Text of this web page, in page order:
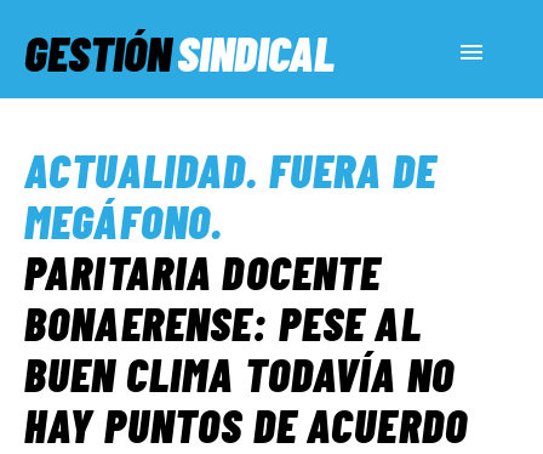
GESTIÓNSINDICAL
SERVICIOS SOCIALES
INFORMES ESPECIALES
FUERA DE MEGÁFONO
ACTUALIDAD. FUERA DE
MEGÁFONO.
PARITARIA DOCENTE
BONAERENSE: PESE AL
BUEN CLIMA TODAVÍA NO
HAY PUNTOS DE ACUERDO